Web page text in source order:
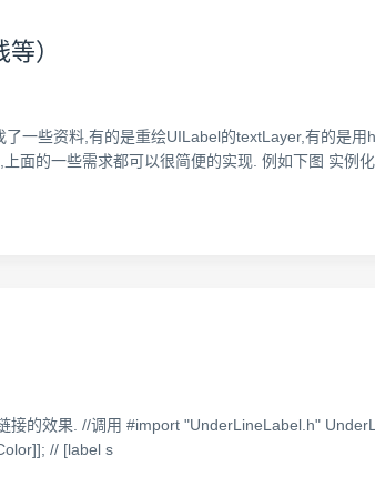
）
一些资料,有的是重绘UILabel的textLayer,有的是用
面的一些需求都可以很简便的实现. 例如下图 实例
接的效果. //调用 #import "UnderLineLabel.h"
// [label s